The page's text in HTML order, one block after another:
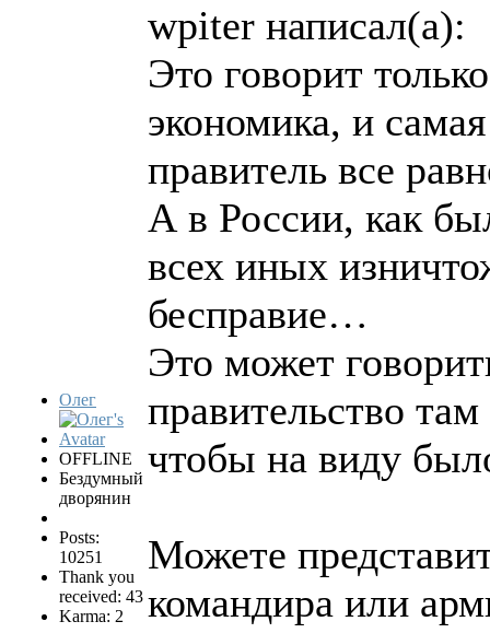
Олег
OFFLINE
Бездумный
дворянин
Posts:
10251
Thank you
received: 43
Karma: 2
wpiter написал(а):
Это говорит
экономика, и
правитель все
А в России, как
всех иных
бесправие…
Это может
правительство
чтобы на виду
Можете
командира или